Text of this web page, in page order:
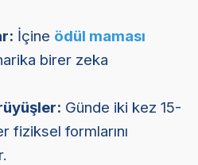
İçine ödül maması
birer zeka
Günde iki kez 15-
fiziksel formlarını